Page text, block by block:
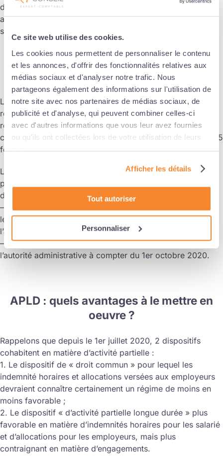
Ce site web utilise des cookies.
Les cookies nous permettent de personnaliser le contenu
et les annonces, d'offrir des fonctionnalités relatives aux
médias sociaux et d'analyser notre trafic. Nous
partageons également des informations sur l'utilisation de
notre site avec nos partenaires de médias sociaux, de
publicité et d'analyse, qui peuvent combiner celles-ci
avec d'autres informations que vous leur avez fournies
ou qu'ils ont collectées lors de votre utilisation de leurs
services.
Afficher les détails
Tout autoriser
Personnaliser
durée du recours au dispositif. Le versement des
allocations par l’autorité administrative est également
suspendu en cas de licenciement pour motif économique.
APLD : quelle indemnisation ?
Le salarié qui est placé en activité partielle spécifique
reçoit une indemnité horaire correspondant à 70 % de sa
rémunération brute. La rémunération maximale prise en
compte pour le calcul de l’indemnité horaire est égale à 4,5
fois le taux horaire du SMIC.
Le taux horaire de l’allocation que vous allez percevoir
pour chaque salarié placé dans le dispositif spécifique
d’activité partielle est égal à :
– 60 % de la rémunération horaire brute limitée à 4,5 fois
le taux horaire du SMIC, pour les accords transmis à
l’autorité administrative avant le 1er octobre 2020
– 56 % de cette rémunération pour les accords transmis à
l’autorité administrative à compter du 1er octobre 2020.
APLD : quels avantages à le mettre en
oeuvre ?
Rappelons que depuis le 1er juillet 2020, 2 dispositifs
cohabitent en matière d’activité partielle :
1. Le dispositif de « droit commun » pour lequel les
indemnité horaires et allocations versées aux employeurs
devraient connaître certainement un régime de moins en
moins favorable ;
2. Le dispositif « d’activité partielle longue durée » plus
favorable en matière d’indemnités horaires pour les salarié
et d’allocations pour les employeurs, mais plus
contraignant en matière d’engagements.